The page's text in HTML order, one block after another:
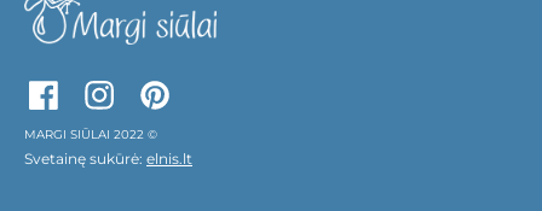
MARGI SIŪLAI 2022 ©
Svetainę sukūrė: elnis.lt